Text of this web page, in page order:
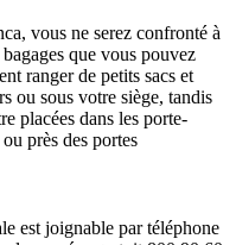
vous ne serez confronté à
que vous pouvez
ranger de petits sacs et
ou sous votre siège, tandis
placées dans les porte-
près des portes
est joignable par téléphone